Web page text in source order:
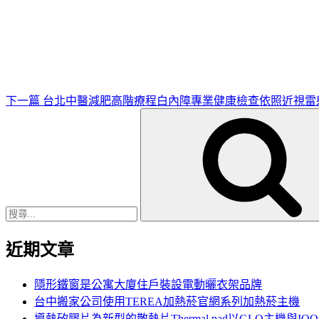
下一篇 台北中醫減肥高階療程白內障專業健康檢查依照近視雷
近期文章
隱形鐵窗是公寓大廈住戶裝設電動曬衣架品牌
台中搬家公司使用TEREA加熱菸官網系列加熱菸主機